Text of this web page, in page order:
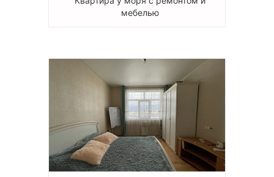
мебелью